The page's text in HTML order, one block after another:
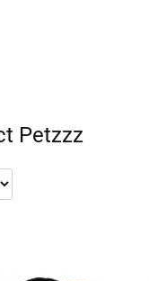
Petzzz